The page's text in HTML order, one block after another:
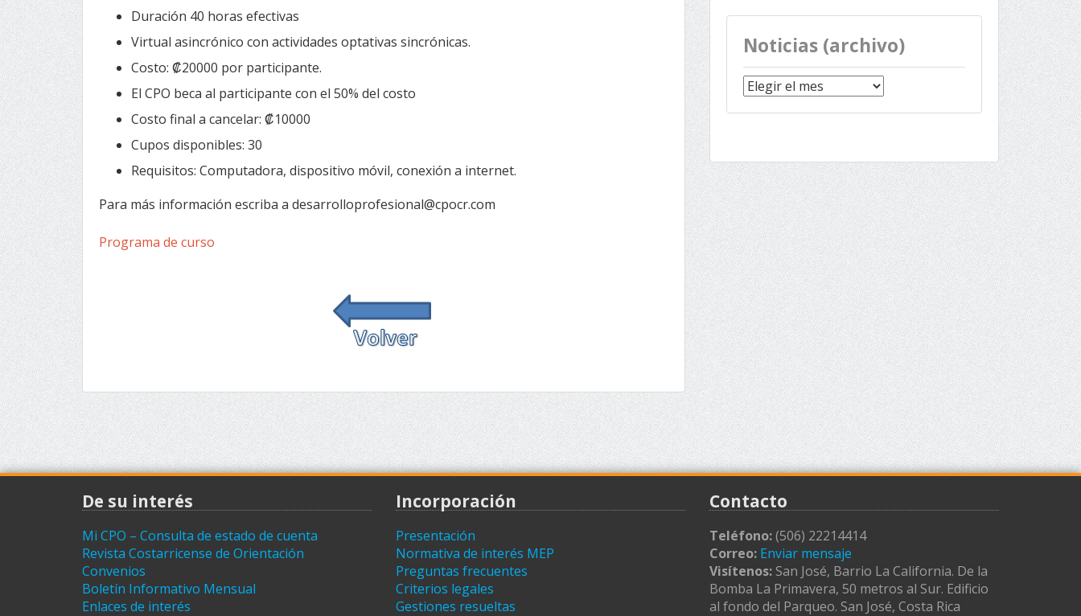
Duración 40 horas efectivas
Virtual asincrónico con actividades optativas sincrónicas.
Costo: ₡20000 por participante.
El CPO beca al participante con el 50% del costo
Costo final a cancelar: ₡10000
Cupos disponibles: 30
Requisitos: Computadora, dispositivo móvil, conexión a internet.
Para más información escriba a desarrolloprofesional@cpocr.com
Programa de curso
Noticias (archivo)
Noticias
(archivo)
De su interés
Mi CPO – Consulta de estado de cuenta
Revista Costarricense de Orientación
Convenios
Boletín Informativo Mensual
Enlaces de interés
Incorporación
Presentación
Normativa de interés MEP
Preguntas frecuentes
Criterios legales
Gestiones resueltas
Contacto
Teléfono:(506) 22214414
Correo: Enviar mensaje
Visítenos: San José, Barrio La California. De la
Bomba La Primavera, 50 metros al Sur. Edificio
al fondo del Parqueo. San José, Costa Rica